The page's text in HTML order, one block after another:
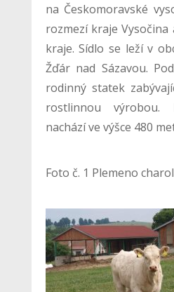
na Českomoravské
rozmezí kraje Vysočina
kraje. Sídlo se leží v
Žďár nad Sázavou.
rodinný statek
rostlinnou výrobou.
nachází ve výšce 480
Foto č. 1 Plemeno